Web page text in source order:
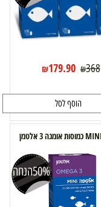
₪368
₪179.90
הוסף לסל
50%הנחה